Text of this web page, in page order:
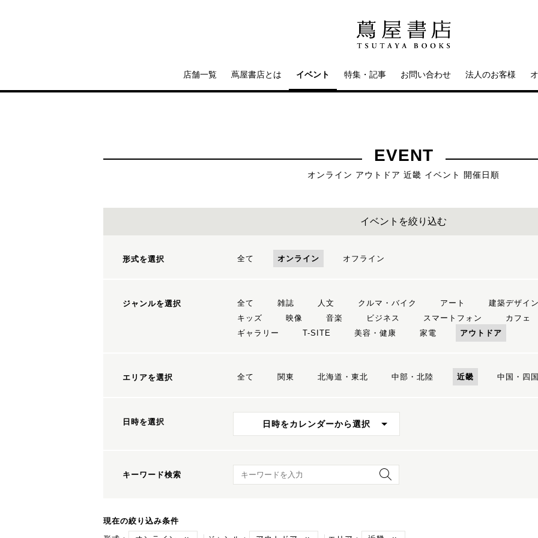
店舗一覧 蔦屋書店とは イベント 特集・記事 お問い合わせ 法人のお客様
EVENT
オンライン アウトドア 近畿 イベント 開催日順
イベントを絞り込む
形式を選択 全て オンライン オフライン
ジャンルを選択 全て 雑誌 人文 クルマ・バイク アート 建築デザイン
キッズ
映像 音楽 ビジネス スマートフォン カフェ
ギャラリー
T-SITE 美容・健康 家電 アウトドア
エリアを選択 全て 関東 北海道・東北 中部・北陸 近畿 中国・四国
日時を選択 日時をカレンダーから選択
キーワード検索 キーワード検索
現在の絞り込み条件